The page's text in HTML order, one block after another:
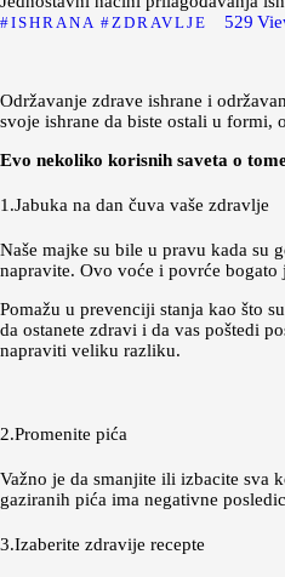
ISHRANA ZDRAVLJE 529
Održavanje zdrave ishrane i
svoje ishrane da biste ostali u
Evo nekoliko korisnih saveta o
1.Jabuka na dan čuva vaše zdravlje
Naše majke su bile u pravu kada su
napravite. Ovo voće i povrće
Pomažu u prevenciji stanja kao što
da ostanete zdravi i da vas poštedi
napraviti veliku razliku.
2.Promenite pića
Važno je da smanjite ili izbacite sva
gaziranih pića ima negativne
3.Izaberite zdravije recepte